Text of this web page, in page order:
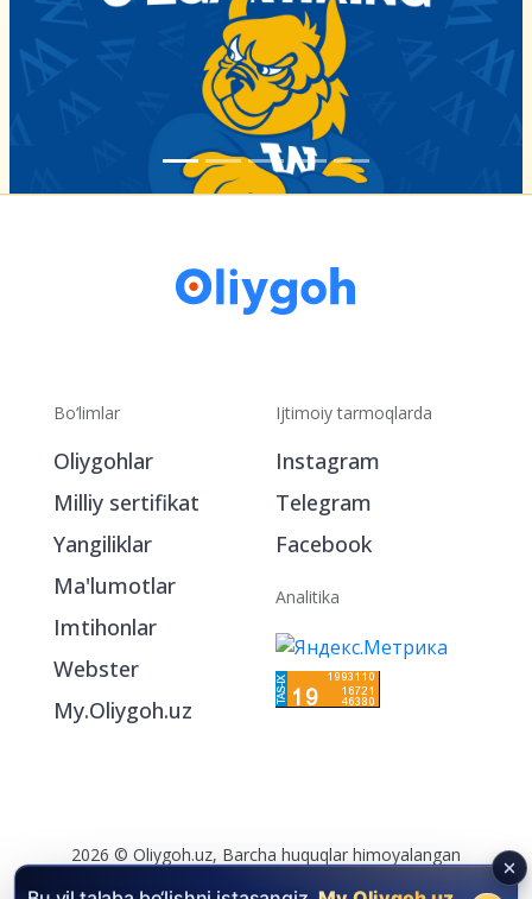
Bo‘limlar
Oliygohlar
Milliy sertifikat
Yangiliklar
Ma'lumotlar
Imtihonlar
Webster
My.Oliygoh.uz
Ijtimoiy tarmoqlarda
Instagram
Telegram
Facebook
Analitika
2026 © Oliygoh.uz, Barcha huquqlar himoyalangan
Reklama /Foydalanish shartlari